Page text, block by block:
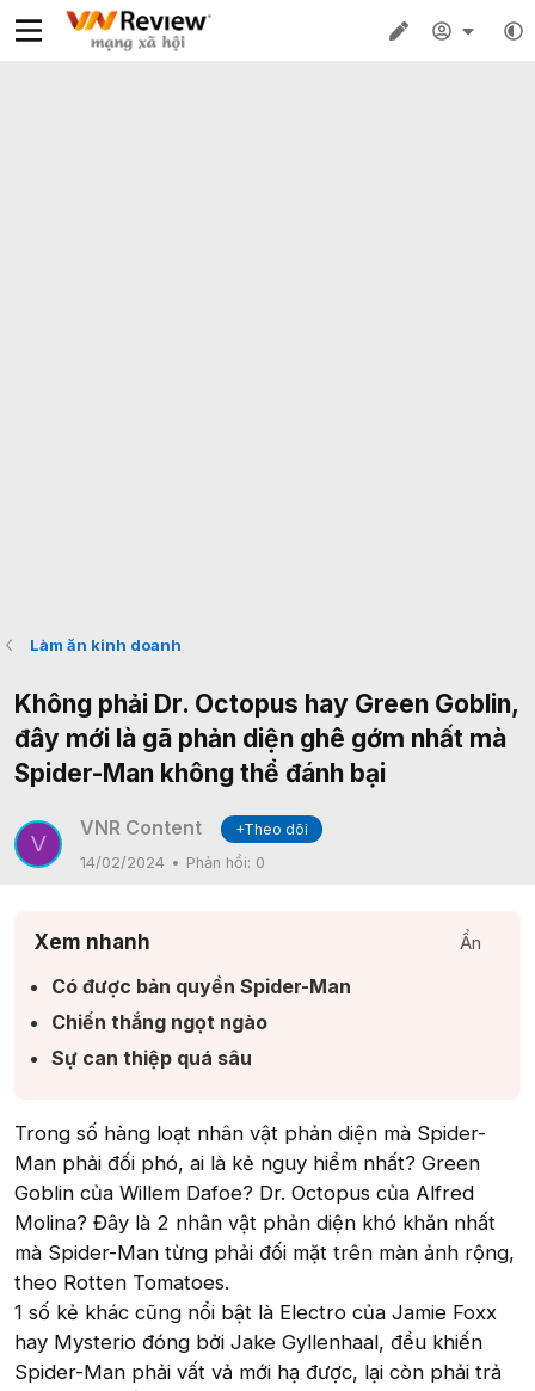
Làm ăn kinh doanh
Không phải Dr. Octopus hay Green Goblin,
đây mới là gã phản diện ghê gớm nhất mà
Spider-Man không thể đánh bại
V
VNR Content
+Theo dõi
14/02/2024
Phản hồi: 0
Xem nhanh Ẩn
Có được bản quyền Spider-Man​
Chiến thắng ngọt ngào​
Sự can thiệp quá sâu​
Trong số hàng loạt nhân vật phản diện mà Spider-
Man phải đối phó, ai là kẻ nguy hiểm nhất? Green
Goblin của Willem Dafoe? Dr. Octopus của Alfred
Molina? Đây là 2 nhân vật phản diện khó khăn nhất
mà Spider-Man từng phải đối mặt trên màn ảnh rộng,
theo Rotten Tomatoes.
1 số kẻ khác cũng nổi bật là Electro của Jamie Foxx
hay Mysterio đóng bởi Jake Gyllenhaal, đều khiến
Spider-Man phải vất vả mới hạ được, lại còn phải trả